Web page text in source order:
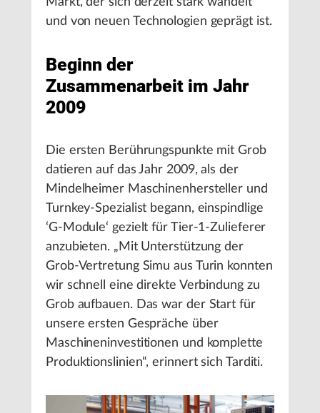
und von neuen Technologien geprägt ist.
Beginn der
Zusammenarbeit im Jahr
2009
Die ersten Berührungspunkte mit Grob
datieren auf das Jahr 2009, als der
Mindelheimer Maschinenhersteller und
Turnkey-Spezialist begann, einspindlige
‘G-Module‘ gezielt für Tier-1-Zulieferer
anzubieten. „Mit Unterstützung der
Grob-Vertretung Simu aus Turin konnten
wir schnell eine direkte Verbindung zu
Grob aufbauen. Das war der Start für
unsere ersten Gespräche über
Maschineninvestitionen und komplette
Produktionslinien“, erinnert sich Tarditi.